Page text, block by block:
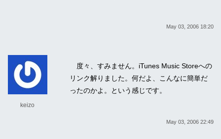
May 03, 2006 18:20
keizo
度々、すみません。iTunes Music Storeへの
リンク解りました。何だよ、こんなに簡単だ
ったのかよ。という感じです。
May 03, 2006 22:49